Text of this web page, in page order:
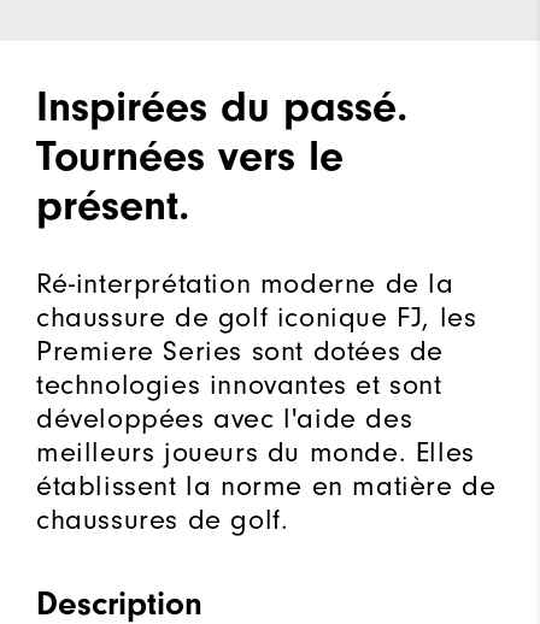
Inspirées du passé.
Tournées vers le
présent.
Ré-interprétation moderne de la
chaussure de golf iconique FJ, les
Premiere Series sont dotées de
technologies innovantes et sont
développées avec l'aide des
meilleurs joueurs du monde. Elles
établissent la norme en matière de
chaussures de golf.
Description